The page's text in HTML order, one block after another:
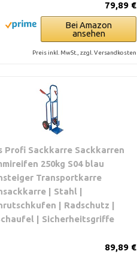
79,89 €
Bei Amazon
ansehen
Preis inkl. MwSt., zzgl. Versandkosten
Profi Sackkarre Sackkarren
250kg S04 blau
Transportkarre
| Stahl |
| Radschutz |
| Sicherheitsgriffe
89,89 €